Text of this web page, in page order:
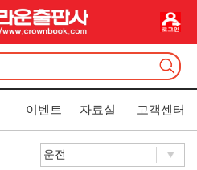
이벤트 자료실 고객센터